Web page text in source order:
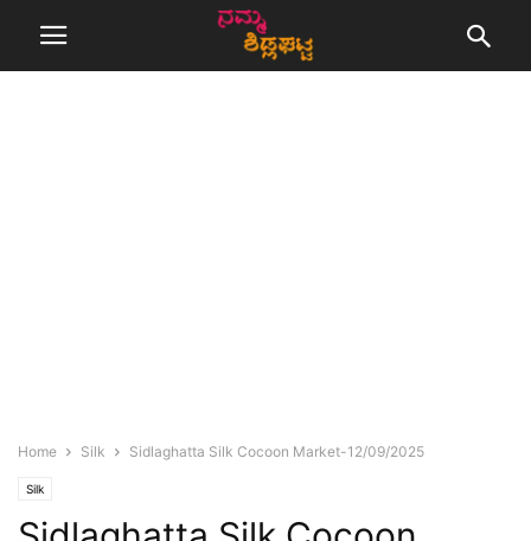
Home Silk Sidlaghatta Silk Cocoon Market-12/09/2025
Silk